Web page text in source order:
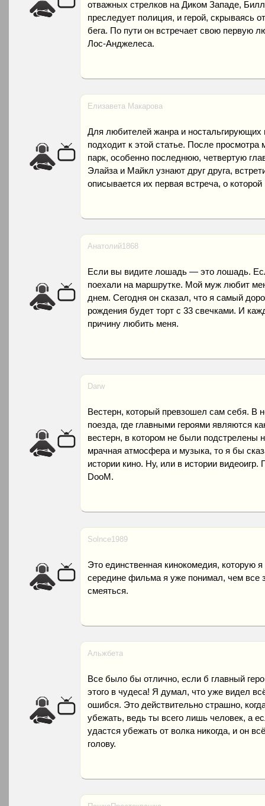
отважных стрелков на Диком Западе,
преследует полиция, и герой, скрываясь
бега. По пути он встречает свою первую
Лос-Анджелеса.
Елизавета Макарова
Для любителей жанра и
подходит к этой статье. После
парк, особенно последнюю, четвертую
Элайза и Майкл узнают друг друга,
описывается их первая встреча, о
Анатолий1868
Если вы видите лошадь — это лошадь.
поехали на маршрутке. Мой муж любит
днем. Сегодня он сказал, что я самый
рождения будет торт с 33 свечками. И
причину любить меня.
Darw
Вестерн, который превзошел сам себя. В
поезда, где главными героями являются
вестерн, в котором не были подстрелены
мрачная атмосфера и музыка, то я бы
истории кино. Ну, или в истории
DooM.
Solnce1989
Это единственная кинокомедия, которую
середине фильма я уже понимал, чем все
смеяться.
Альжбета
Все было бы отлично, если б главный
этого в чудеса! Я думал, что уже видел
ошибся. Это действительно страшно,
убежать, ведь ты всего лишь человек, а
удастся убежать от волка никогда, и он
голову.